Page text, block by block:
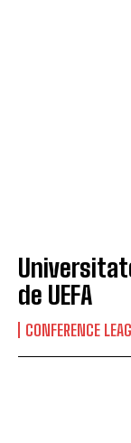
de UEFA
CONFERENCE